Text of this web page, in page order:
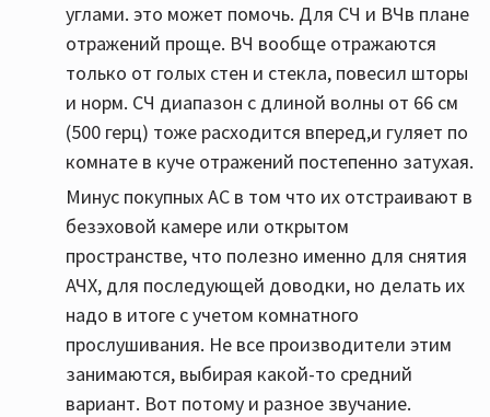
углами. это может помочь. Для СЧ и ВЧв плане
отражений проще. ВЧ вообще отражаются
только от голых стен и стекла, повесил шторы
и норм. СЧ диапазон с длиной волны от 66 см
(500 герц) тоже расходится вперед,и гуляет по
комнате в куче отражений постепенно затухая.
Минус покупных АС в том что их отстраивают в
безэховой камере или открытом
пространстве, что полезно именно для снятия
АЧХ, для последующей доводки, но делать их
надо в итоге с учетом комнатного
прослушивания. Не все производители этим
занимаются, выбирая какой-то средний
вариант. Вот потому и разное звучание.